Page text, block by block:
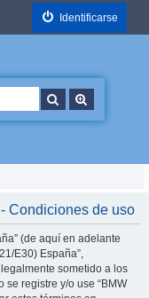
Identificarse
Buscar
Condiciones de uso
(de aquí en adelante
E30) España”,
sometido a los
registre y/o use “BMW